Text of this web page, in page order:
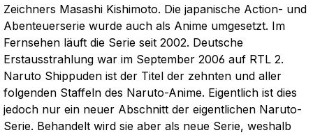
Zeichners Masashi Kishimoto. Die japanische Action- und
Abenteuerserie wurde auch als Anime umgesetzt. Im
Fernsehen läuft die Serie seit 2002. Deutsche
Erstausstrahlung war im September 2006 auf RTL 2.
Naruto Shippuden ist der Titel der zehnten und aller
folgenden Staffeln des Naruto-Anime. Eigentlich ist dies
jedoch nur ein neuer Abschnitt der eigentlichen Naruto-
Serie. Behandelt wird sie aber als neue Serie, weshalb